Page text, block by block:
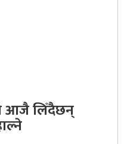
आजै लिँदैछन्